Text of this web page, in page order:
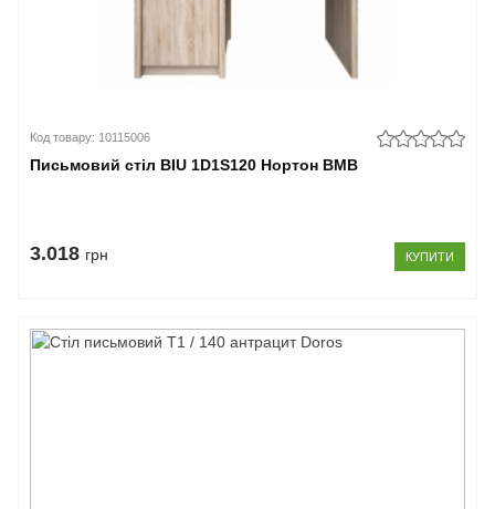
Код товару: 10115006
Письмовий стіл BIU 1D1S120 Нортон ВМВ
3.018 грн КУПИТИ